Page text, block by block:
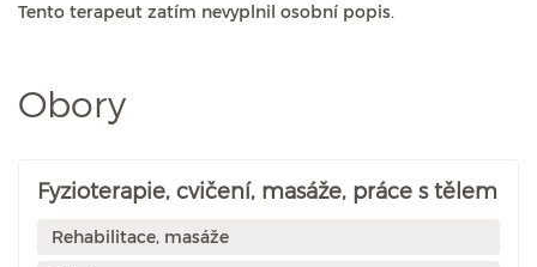
Tento terapeut zatím nevyplnil osobní popis.
Obory
Fyzioterapie, cvičení, masáže, práce s tělem
Rehabilitace, masáže